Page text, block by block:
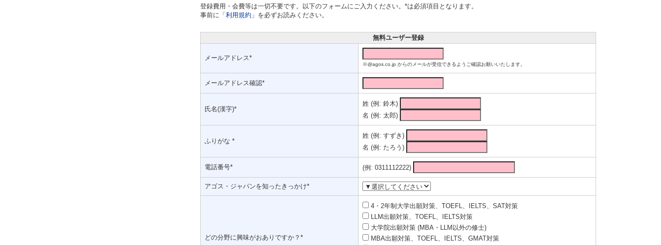
登録費用・会費等は一切不要です。以下のフォームにご入力ください。*は必須項目となります。
事前に「 利用規約 」を必ずお読みください。
無料ユーザー登録
メールアドレス*
※@agos.co.jp からのメールが受信できるようご確認お願いいたします。
メールアドレス確認*
氏名(漢字)*
姓 (例: 鈴木)
名 (例: 太郎)
ふりがな *
姓 (例: すずき)
名 (例: たろう)
電話番号* (例: 0311112222)
アゴス・ジャパンを知ったきっかけ*
どの分野に興味がおありですか？*
4・2年制大学出願対策、TOEFL、IELTS、SAT対策
LLM出願対策、TOEFL、IELTS対策
大学院出願対策 (MBA・LLM以外の修士)
MBA出願対策、TOEFL、IELTS、GMAT対策